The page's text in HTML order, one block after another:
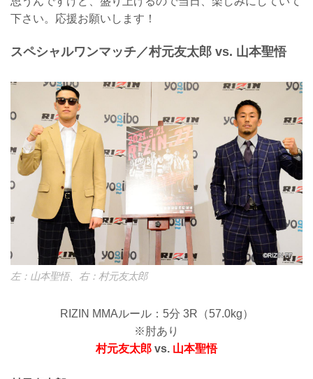
下さい。応援お願いします！
スペシャルワンマッチ／村元友太郎 vs. 山本聖悟
左：山本聖悟、右：村元友太郎
RIZIN MMAルール：5分 3R（57.0kg）
※肘あり
村元友太郎 vs. 山本聖悟